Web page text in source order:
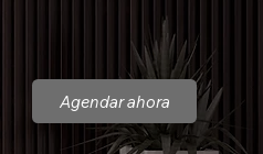
Agendar ahora